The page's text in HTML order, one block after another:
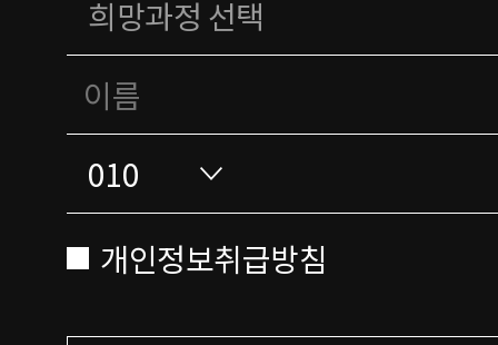
개인정보취급방침